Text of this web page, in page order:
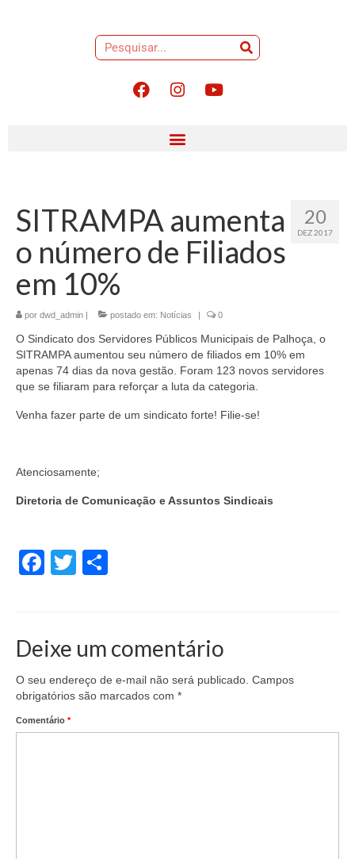
20
DEZ 2017
SITRAMPA aumenta
o número de Filiados
em 10%
por dwd_admin postado em: Notícias 0
O Sindicato dos Servidores Públicos Municipais de Palhoça, o
SITRAMPA aumentou seu número de filiados em 10% em
apenas 74 dias da nova gestão. Foram 123 novos servidores
que se filiaram para reforçar a luta da categoria.
Venha fazer parte de um sindicato forte! Filie-se!
Atenciosamente;
Diretoria de Comunicação e Assuntos Sindicais
Facebook
Twitter
Deixe um comentário
O seu endereço de e-mail não será publicado. Campos
obrigatórios são marcados com *
Comentário *